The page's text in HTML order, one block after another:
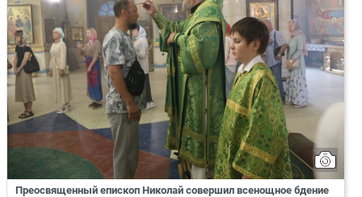
Преосвященный епископ Николай совершил всенощное бдение